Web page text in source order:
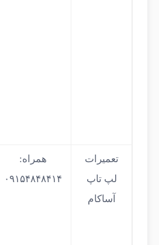
تعمیرات
لپ تاپ
آساکام
همراه:
۰۹۱۵۴۸۴۸۴۱۴